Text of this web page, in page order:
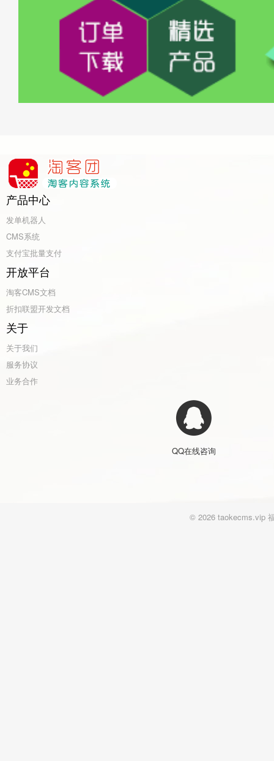
产品中心
发单机器人
CMS系统
支付宝批量支付
开放平台
淘客CMS文档
折扣联盟开发文档
关于
关于我们
服务协议
业务合作
QQ在线咨询
© 2026 taokecms.vip